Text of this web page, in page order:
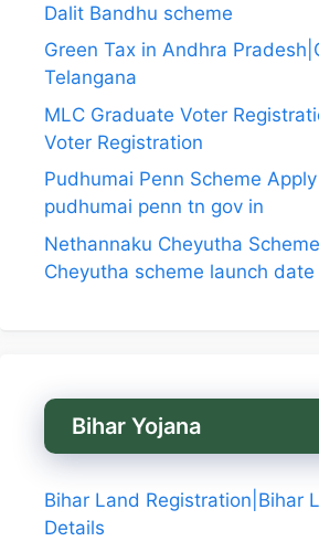
Dalit Bandhu scheme
Green Tax in Andhra
Telangana
MLC Graduate Voter
Voter Registration
Pudhumai Penn Scheme
pudhumai penn tn gov in
Nethannaku Cheyutha
Cheyutha scheme launch date
Bihar Yojana
Bihar Land Registration|Bihar
Details